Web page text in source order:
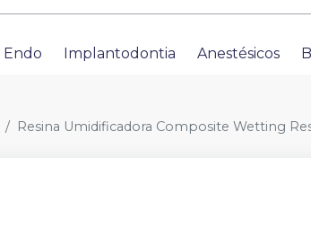
Endo Implantodontia Anestésicos
Resina Umidificadora Composite Wetting